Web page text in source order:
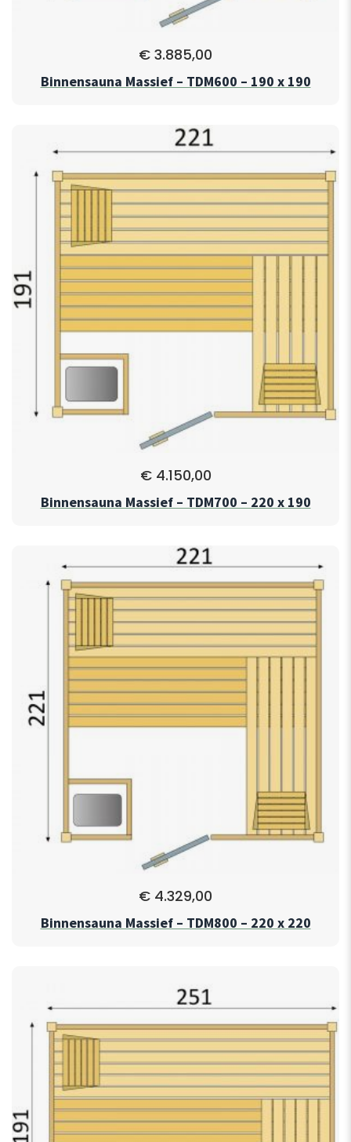
€ 3.885,00
Binnensauna Massief – TDM600 – 190 x 190
€4.150,00
Binnensauna Massief – TDM700 – 220 x 190
€ 4.329,00
Binnensauna Massief – TDM800 – 220 x 220